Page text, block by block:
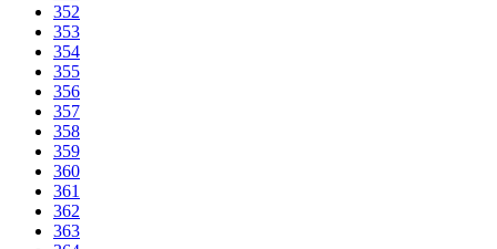
352
353
354
355
356
357
358
359
360
361
362
363